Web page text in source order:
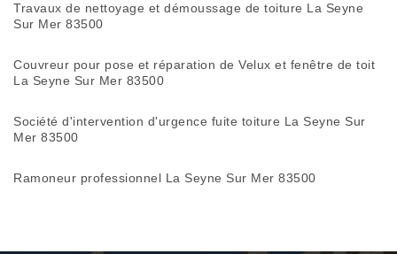
Travaux de nettoyage et démoussage de toiture La Seyne
Sur Mer 83500
Couvreur pour pose et réparation de Velux et fenêtre de toit
La Seyne Sur Mer 83500
Société d'intervention d'urgence fuite toiture La Seyne Sur
Mer 83500
Ramoneur professionnel La Seyne Sur Mer 83500